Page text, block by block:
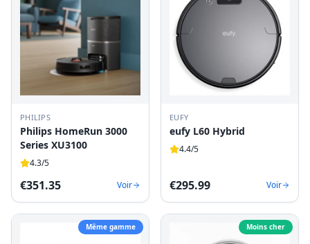
PHILIPS
Philips HomeRun 3000
Series XU3100
4.3/5
€351.35 Voir
EUFY
eufy L60 Hybrid
4.4/5
€295.99 Voir
Même gamme Moins cher